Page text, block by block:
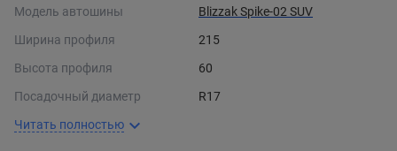
Модель автошины
Blizzak Spike-02 SUV
Ширина профиля
215
Высота профиля
60
Посадочный диаметр
R17
Читать полностью